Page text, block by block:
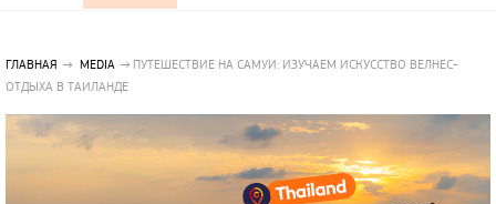
ГЛАВНАЯ MEDIA
ПУТЕШЕСТВИЕ НА САМУИ: ИЗУЧАЕМ ИСКУССТВО ВЕЛНЕС-
ОТДЫХА В ТАИЛАНДЕ